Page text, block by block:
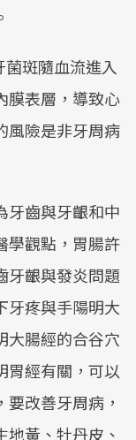
菌斑隨血流進入
膜表層，導致心
風險是非牙周病
牙齒與牙齦和中
學觀點，胃腸許
牙齦與發炎問題
牙疼與手陽明大
大腸經的合谷穴
胃經有關，可以
改善牙周病，
黃、牡丹皮、